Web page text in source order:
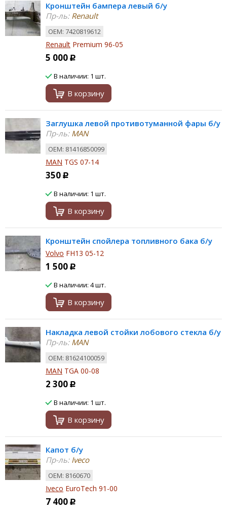
Кронштейн бампера левый б/у
Пр-ль:Renault
ОЕМ: 7420819612
Renault Premium 96-05
5 000 Р
В наличии: 1 шт.
В корзину
Заглушка левой противотуманной фары б/у
Пр-ль:MAN
ОЕМ: 81416850099
MAN TGS 07-14
350 Р
В наличии: 1 шт.
В корзину
Кронштейн спойлера топливного бака б/у
Volvo FH13 05-12
1 500 Р
В наличии: 4 шт.
В корзину
Накладка левой стойки лобового стекла б/у
Пр-ль:MAN
ОЕМ: 81624100059
MAN TGA 00-08
2 300 Р
В наличии: 1 шт.
В корзину
Капот б/у
Пр-ль:Iveco
ОЕМ: 8160670
Iveco EuroTech 91-00
7 400 Р